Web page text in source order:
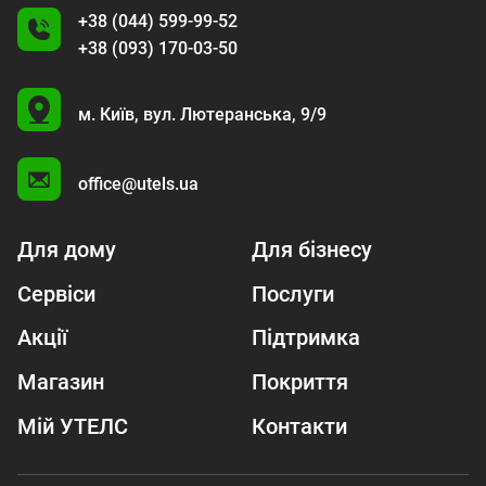
+38 (044) 599-99-52
+38 (093) 170-03-50
U
м. Київ, вул. Лютеранська, 9/9
office@utels.ua
Для дому
Для бізнесу
Сервіси
Послуги
Акції
Підтримка
Магазин
Покриття
Мій УТЕЛС
Контакти